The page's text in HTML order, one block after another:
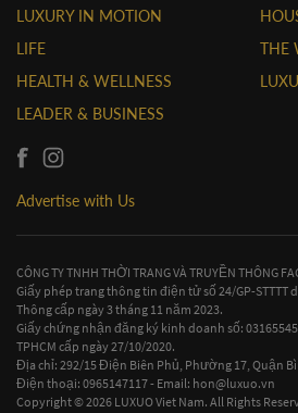
LUXURY IN MOTION
LIFE
HEALTH & WELLNESS
LEADER & BUSINESS
THE
Advertise with Us
CÔNG TY TNHH THỜI TRANG VÀ TRUYỀN THÔNG
Giấy phép trang thông tin điện tử số 24/GP-STTTT
Thông cấp ngày 3 tháng 11 năm 2023.
Giấy chứng nhận đăng ký kinh doanh số:
TPHCM cấp ngày 27/10/2020.
Địa chỉ: 292/15 Điện Biên Phủ, Phường 17, Quận
Điện thoại: 0965147117 - Email: hon@luxuo.vn
Copyright © 2026 LUXUO Viet Nam. All Rights